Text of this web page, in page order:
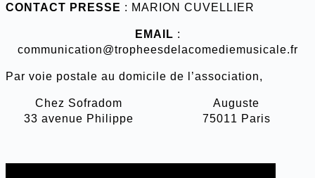
CONTACT PRESS E : MARION CUVELLIER
EMAIL :
communication@tropheesdelacomediemusicale.fr
Par voie postale au domicile de l’association,
Chez Sofradom
33 avenue Philippe
Auguste
75011 Paris